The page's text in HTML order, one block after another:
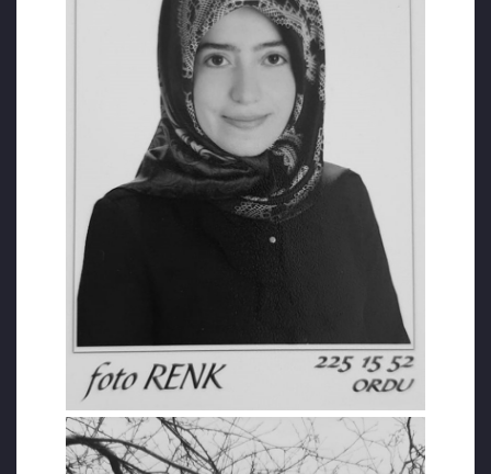
AİHM’e göre “acil durumlarda mahpusa
sağlık hizmetinin derhal sağlanamaması,
gecikmesinde gerekçe olmayacak bir şekilde
mahpusa sağlık hizmetinin sunulmaması,
tedavisinin eksik yerine getirilmesi, kişinin
onurunun zedelenmesine ve kişide acıya
sebep olup aşağılanmış hissetmesine neden
olduğundan, bu durumun fiziksel ve moral
direncini azaltması nedeniyle hastalığını ikiye
katlayabileceği” belirtilerek işkence ve kötü
muamele yasağını düzenleyen 3. madde
kapsamında ihlal olarak değerlendirmiştir.
Gerekli sağlık hizmetinin sunulmaması ve
ölümün gerçekleşmesi halinde yaşam
hakkının ihlal edildiğine karar verilmiştir.
Temel İnsani Hak İhlalleri:Yaşam hakkı